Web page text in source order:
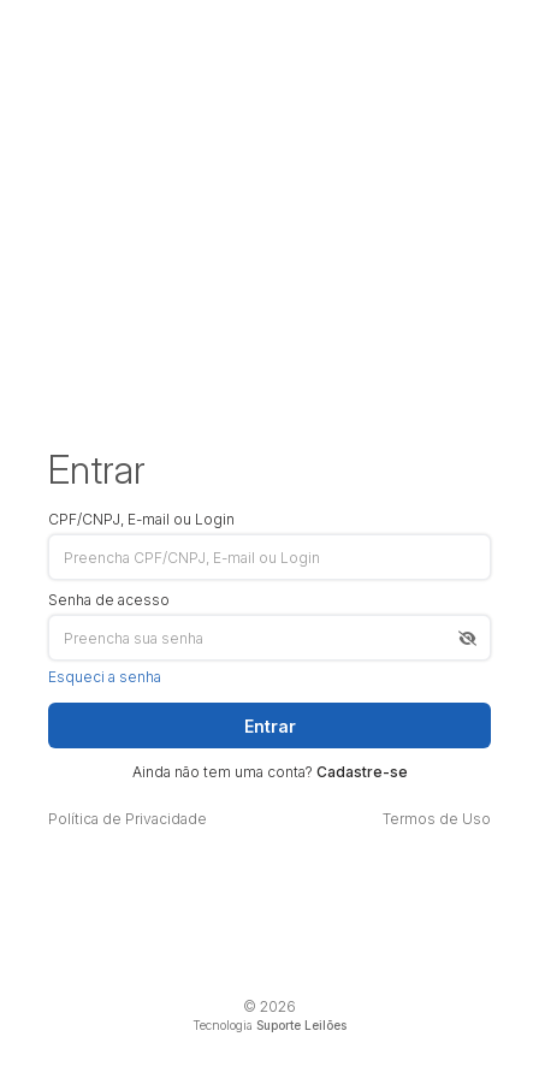
Entrar
CPF/CNPJ, E-mail ou Login
Senha de acesso
Esqueci a senha
Entrar
Ainda não tem uma conta? Cadastre-se
Política de Privacidade Termos de Uso
© 2026
Tecnologia Suporte Leilões